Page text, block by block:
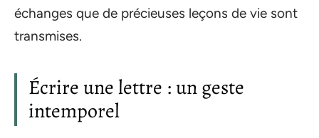
échanges que de précieuses leçons de vie sont
transmises.
Écrire une lettre : un geste
intemporel